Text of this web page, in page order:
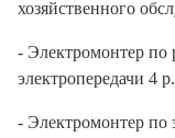
хозяйственного
- Электромонтер
электропередачи 4
- Электромонтер по